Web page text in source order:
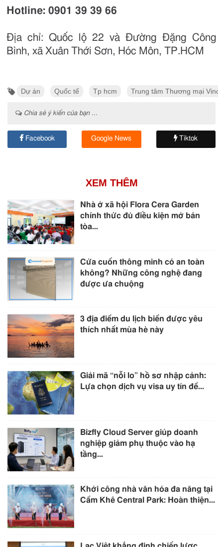
Hotline: 0901 39 39 66
Địa chỉ: Quốc lộ 22 và Đường Đặng Công
Bình, xã Xuân Thới Sơn, Hóc Môn, TP.HCM
Dự án Quốc tế Tp hcm Trung tâm Thương mại
Chia sẻ ý kiến của bạn ...
Facebook Google News Tiktok
XEM THÊM
Nhà ở xã hội Flora Cera Garden
chính thức đủ điều kiện mở bán
tòa...
Cửa cuốn thông minh có an toàn
không? Những công nghệ đang
được ưa chuộng
3 địa điểm du lịch biển được yêu
thích nhất mùa hè này
Giải mã “nỗi lo” hồ sơ nhập cảnh:
Lựa chọn dịch vụ visa uy tín để...
Bizfly Cloud Server giúp doanh
nghiệp giảm phụ thuộc vào hạ
tầng...
Khởi công nhà văn hóa đa năng tại
Cẩm Khê Central Park: Hoàn thiện...